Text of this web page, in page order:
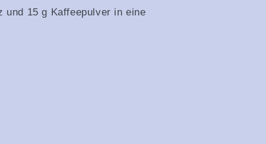
und 15 g Kaffeepulver in eine